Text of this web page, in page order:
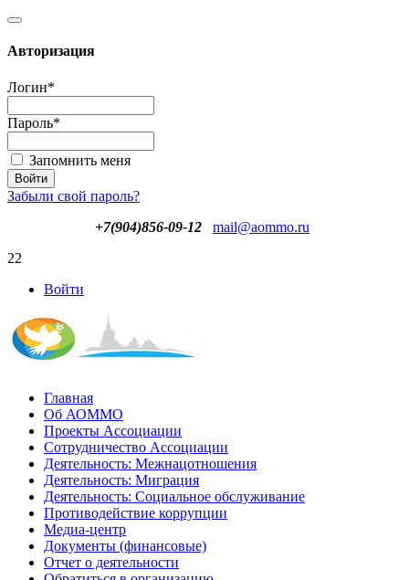
Авторизация
Логин*
Пароль*
Запомнить меня
Забыли свой пароль?
+7(904)856-09-12
mail@aommo.ru
22
Войти
Главная
Об АОММО
Проекты Ассоциации
Сотрудничество Ассоциации
Деятельность: Межнацотношения
Деятельность: Миграция
Деятельность: Социальное обслуживание
Противодействие коррупции
Медиа-центр
Документы (финансовые)
Отчет о деятельности